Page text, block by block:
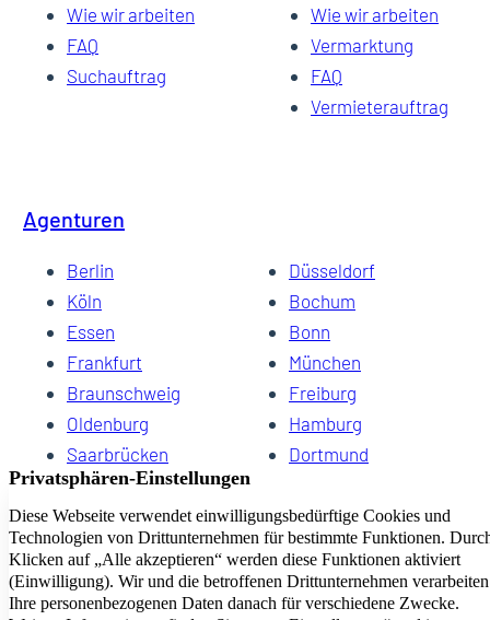
Wie wir arbeiten
FAQ
Suchauftrag
Wie wir arbeiten
Vermarktung
FAQ
Vermieterauftrag
Agenturen
Berlin
Düsseldorf
Köln
Bochum
Essen
Bonn
Frankfurt
München
Braunschweig
Freiburg
Oldenburg
Hamburg
Saarbrücken
Dortmund
Hannover
Dresden
Kiel
Wuppertal
Bremen